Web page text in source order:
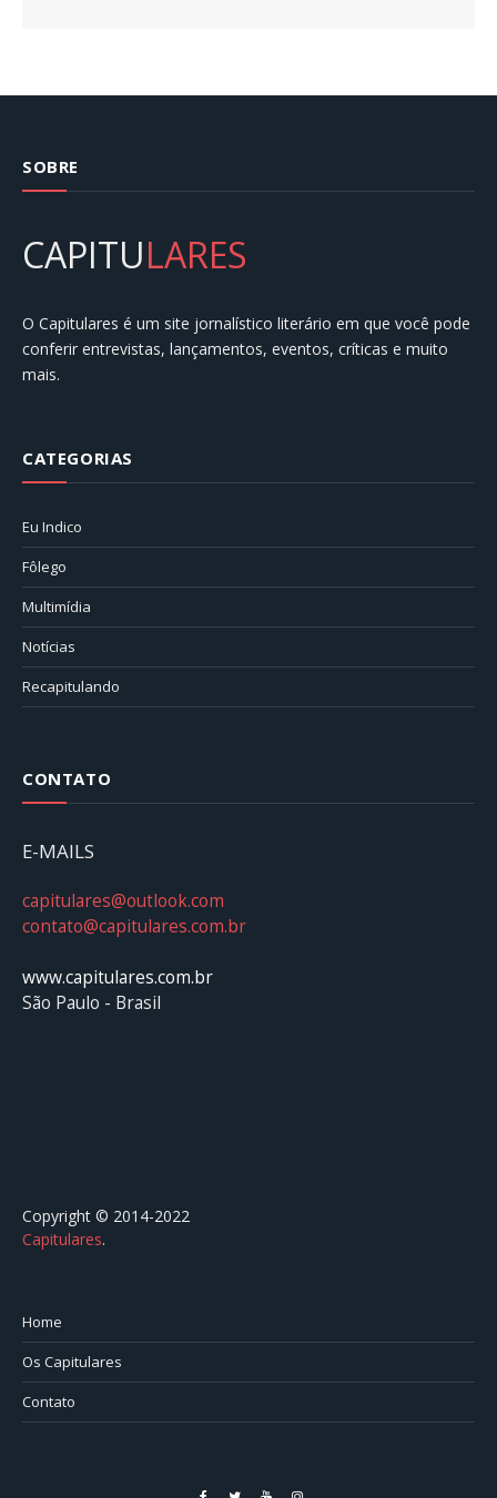
SOBRE
CAPITULARES
O Capitulares é um site jornalístico literário em que você pode
conferir entrevistas, lançamentos, eventos, críticas e muito
mais.
CATEGORIAS
Eu Indico
Fôlego
Multimídia
Notícias
Recapitulando
CONTATO
E-MAILS
capitulares@outlook.com
contato@capitulares.com.br
www.capitulares.com.br
São Paulo - Brasil
Copyright © 2014-2022
Capitulares.⠀⠀⠀⠀⠀⠀⠀⠀⠀⠀⠀⠀⠀⠀⠀⠀⠀⠀⠀⠀⠀⠀⠀⠀⠀⠀⠀
Home
Os Capitulares
Contato